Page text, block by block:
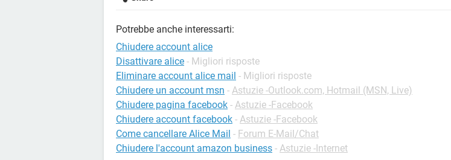
Potrebbe anche interessarti:
Chiudere account alice
Disattivare alice - Migliori risposte
Eliminare account alice mail - Migliori risposte
Chiudere un account msn - Astuzie -Outlook.com, Hotmail (MSN, Live)
Chiudere pagina facebook - Astuzie -Facebook
Chiudere account facebook - Astuzie -Facebook
Come cancellare Alice Mail - Forum E-Mail/Chat
Chiudere l'account amazon business - Astuzie -Internet